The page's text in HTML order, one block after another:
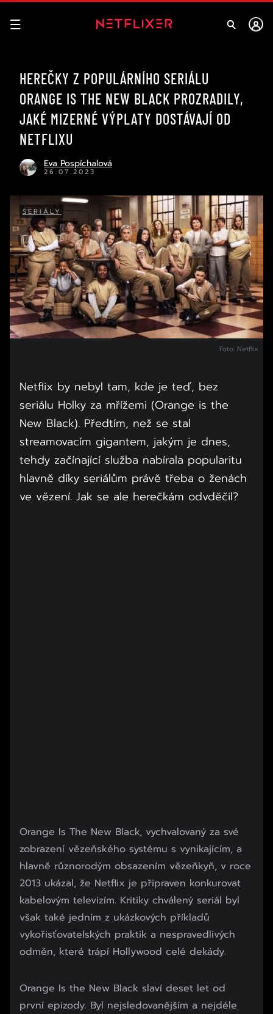
HEREČKY Z POPULÁRNÍHO SERIÁLU
ORANGE IS THE NEW BLACK PROZRADILY,
JAKÉ MIZERNÉ VÝPLATY DOSTÁVAJÍ OD
NETFLIXU
Eva Pospíchalová
26.07.2023
SERIÁLY
Foto: Netflix
Netflix by nebyl tam, kde je teď, bez
seriálu Holky za mřížemi (Orange is the
New Black). Předtím, než se stal
streamovacím gigantem, jakým je dnes,
tehdy začínající služba nabírala popularitu
hlavně díky seriálům právě třeba o ženách
ve vězení. Jak se ale herečkám odvděčil?
Orange Is The New Black, vychvalovaný za své
zobrazení vězeňského systému s vynikajícím, a
hlavně různorodým obsazením vězeňkyň, v roce
2013 ukázal, že Netflix je připraven konkurovat
kabelovým televizím. Kritiky chválený seriál byl
však také jedním z ukázkových příkladů
vykořisťovatelských praktik a nespravedlivých
odměn, které trápí Hollywood celé dekády.
Orange Is the New Black slaví deset let od
první epizody. Byl nejsledovanějším a nejdéle